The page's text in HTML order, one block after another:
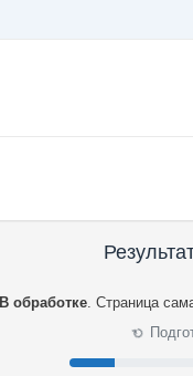
В обработке. Страница
⟳